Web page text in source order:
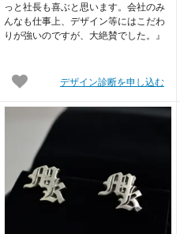
っと社長も喜ぶと思います。会社のみ
んなも仕事上、デザイン等にはこだわ
りが強いのですが、大絶賛でした。』
デザイン診断を申し込む